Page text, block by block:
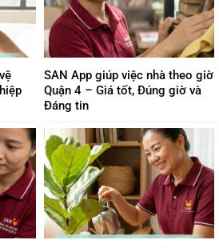
SAN App giúp việc nhà theo giờ
Quận 4 – Giá tốt, Đúng giờ và
Đáng tin